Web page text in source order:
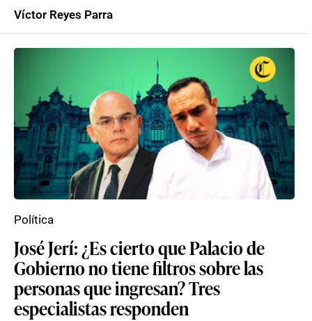
Víctor Reyes Parra
José Jerí: ¿Es cierto que Palacio de
Gobierno no tiene filtros sobre las
personas que ingresan? Tres
especialistas responden
Política